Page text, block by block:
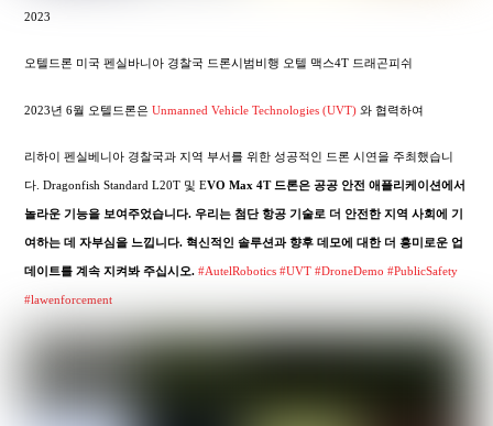
2023
오텔드론 미국 펜실바니아 경찰국 드론시범비행 오텔 맥스4T 드래곤피쉬
2023년 6월 오텔드론은Unmanned Vehicle Technologies (UVT) 와 협력하여
리하이 펜실베니아 경찰국과 지역 부서를 위한 성공적인 드론 시연을 주최했습니
다. Dragonfish Standard L20T 및 EVO Max 4T 드론은 공공 안전 애플리케이션에서
놀라운 기능을 보여주었습니다. 우리는 첨단 항공 기술로 더 안전한 지역 사회에 기
여하는 데 자부심을 느낍니다. 혁신적인 솔루션과 향후 데모에 대한 더 흥미로운 업
데이트를 계속 지켜봐 주십시오.#AutelRobotics #UVT #DroneDemo #PublicSafety
#lawenforcement